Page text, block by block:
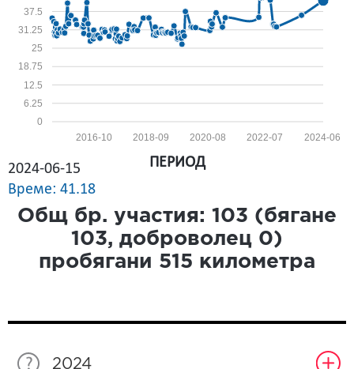
0
6.25
12.5
18.75
25
31.25
37.5
2024-06
2022-07
2020-08
2018-09
2016-10
2024-06-15
Време: 41.18
ПЕРИОД
Общ бр. участия: 103 (бягане
103, доброволец 0)
пробягани 515 километра
2024